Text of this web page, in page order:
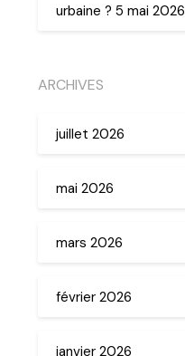
urbaine ? 5 mai 2026
ARCHIVES
juillet 2026
mai 2026
mars 2026
février 2026
janvier 2026